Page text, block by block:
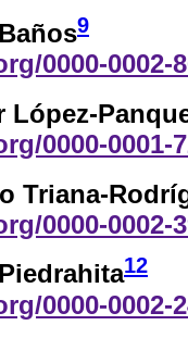
9
0000-0002-
López-
0000-0001-
Triana-
0000-0002-
12
0000-0002-